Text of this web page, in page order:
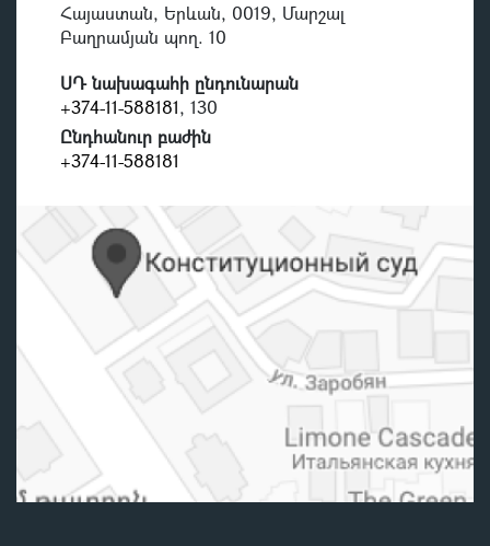
Հայաստան, Երևան, 0019, Մարշալ
Բաղրամյան պող. 10
ՍԴ նախագահի ընդունարան
+374-11-588181, 130
Ընդհանուր բաժին
+374-11-588181